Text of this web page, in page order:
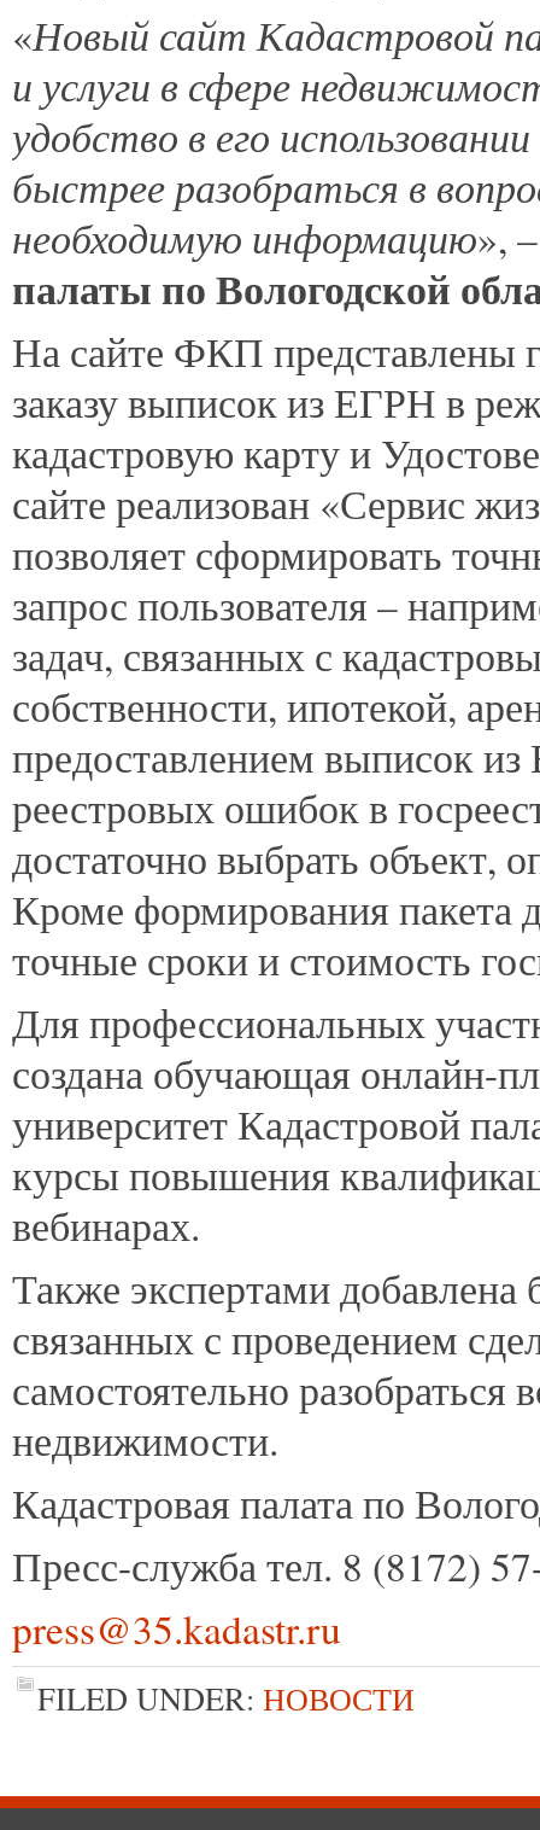
«Новый сайт Кадастровой
и услуги в сфере
удобство в его
быстрее разобраться в
необходимую информацию»,
палаты по Вологодской
На сайте ФКП представлены
заказу выписок из ЕГРН в
кадастровую карту и
сайте реализован «Сервис
позволяет сформировать
запрос пользователя –
задач, связанных с
собственности, ипотекой,
предоставлением выписок
реестровых ошибок в
достаточно выбрать объект,
Кроме формирования пакета
точные сроки и стоимость
Для профессиональных
создана обучающая онлайн-
университет Кадастровой
курсы повышения
вебинарах.
Также экспертами
связанных с проведением
самостоятельно
недвижимости.
Кадастровая палата по
Пресс-служба тел. 8 (8172)
press@35.kadastr.ru
FILED UNDER: НОВОСТИ